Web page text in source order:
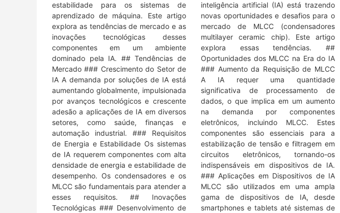
estabilidade para os sistemas de
aprendizado de máquina. Este artigo
explora as tendências de mercado e as
inovações tecnológicas desses
componentes em um ambiente
dominado pela IA. ## Tendências de
Mercado ### Crescimento do Setor de
IA A demanda por soluções de IA está
aumentando globalmente, impulsionada
por avanços tecnológicos e crescente
adesão a aplicações de IA em diversos
setores, como saúde, finanças e
automação industrial. ### Requisitos
de Energia e Estabilidade Os sistemas
de IA requerem componentes com alta
densidade de energia e estabilidade de
desempenho. Os condensadores e os
MLCC são fundamentais para atender a
esses requisitos. ## Inovações
Tecnológicas ### Desenvolvimento de
inteligência artificial (IA) está trazendo
novas oportunidades e desafios para o
mercado de MLCC (condensadores
multilayer ceramic chip). Este artigo
explora essas tendências. ##
Oportunidades dos MLCC na Era do IA
### Aumento da Requisição de MLCC
A IA requer uma quantidade
significativa de processamento de
dados, o que implica em um aumento
na demanda por componentes
eletrônicos, incluindo MLCC. Estes
componentes são essenciais para a
estabilização de tensão e filtragem em
circuitos eletrônicos, tornando-os
indispensáveis em dispositivos de IA.
### Aplicações em Dispositivos de IA
MLCC são utilizados em uma ampla
gama de dispositivos de IA, desde
smartphones e tablets até sistemas de